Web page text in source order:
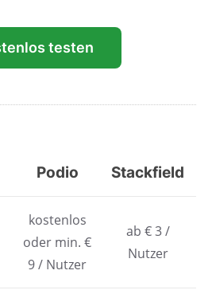
testen
Podio Stackfield
kostenlos
oder min. €
9 / Nutzer
ab € 3 /
Nutzer